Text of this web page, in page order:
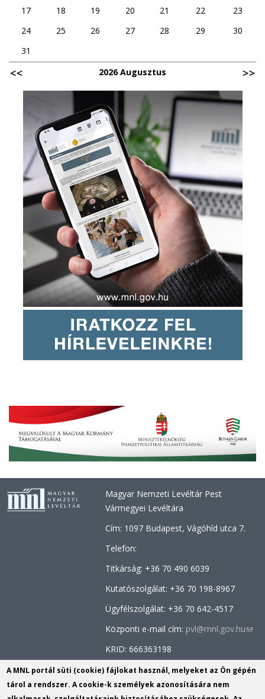
17
18 19 20 21 22
23
24
25 26 27 28 29
30
31
2026 Augusztus
Magyar Nemzeti Levéltár Pest
Vármegyei Levéltára
Cím: 1097 Budapest, Vágóhíd utca 7.
Telefon:
Titkárság: +36 70 490 6039
Kutatószolgálat: +36 70 198-8967
Ügyfélszolgálat: +36 70642-4517
Központi e-mail cím: pvl@mnl.gov.hu(link
e-
mail)
KRID: 666363198
Facebook oldal: MNL Pest Megyei
Levéltára
A MNL portál süti (cookie) fájlokat használ, melyeket az Ön gépén
tárol a rendszer. A cookie-k személyek azonosítására nem